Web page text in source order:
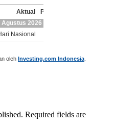
oleh Investing.com Indonesia
Required fields are